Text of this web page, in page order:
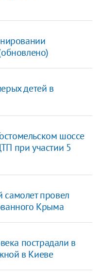
детей в
шоссе
при участии 5
провел
Крыма
пострадали в
в Киеве